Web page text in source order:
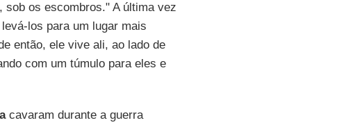
sob os escombros." A última vez
los para um lugar mais
então, ele vive ali, ao lado de
com um túmulo para eles e
cavaram durante a guerra